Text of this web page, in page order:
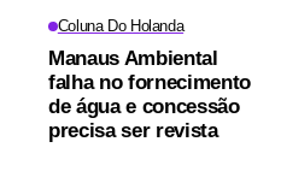
Coluna Do Holanda
Manaus Ambiental
falha no fornecimento
de água e concessão
precisa ser revista